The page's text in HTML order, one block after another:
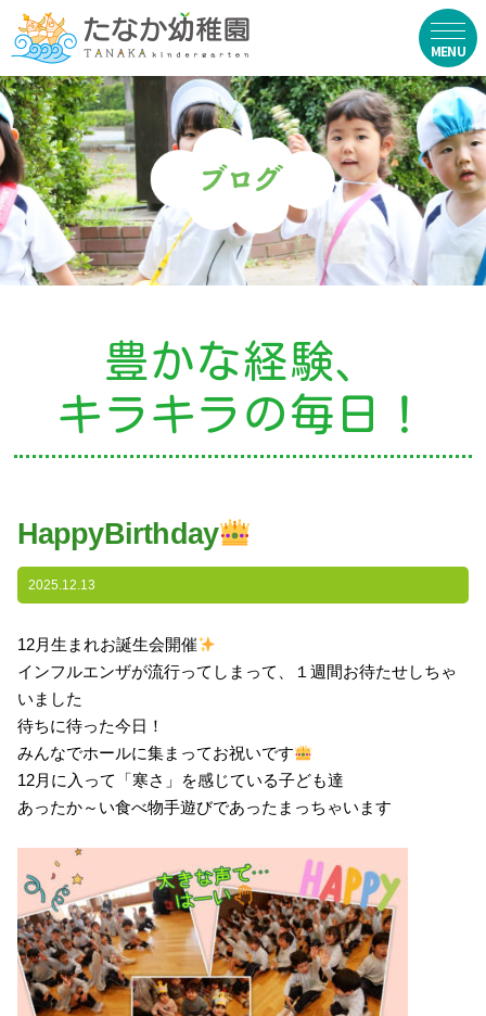
在園生向け
・資料ダウンロード
・園からのお便り
・動画
お知らせ
・ニュース
・ブログ
・園の特色
・園の一日
・自慢の給食
・アクセス
入園案内
子育て支援
課外授業
豊かな経験、
キラキラの毎日！
HappyBirthday
2025.12.13
12月生まれお誕生会開催
インフルエンザが流行ってしまって、１週間お待たせしちゃ
いました
待ちに待った今日！
みんなでホールに集まってお祝いです
12月に入って「寒さ」を感じている子ども達
あったか～い食べ物手遊びであったまっちゃいます